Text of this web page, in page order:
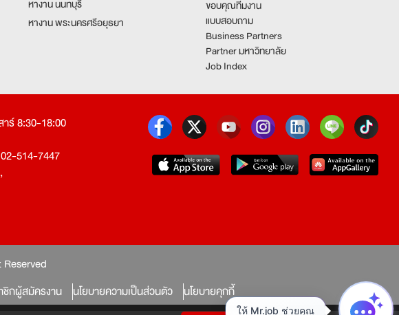
หางาน นนทบุรี
หางาน พระนครศรีอยุธยา
ขอบคุณทีมงาน
แบบสอบถาม
Business Partners
Partner มหาวิทยาลัย
Job Index
ร์ 8:30-18:00
514-7447
,
ชิกผู้สมัครงาน นโยบายความเป็นส่วนตัว นโยบายคุกกี้